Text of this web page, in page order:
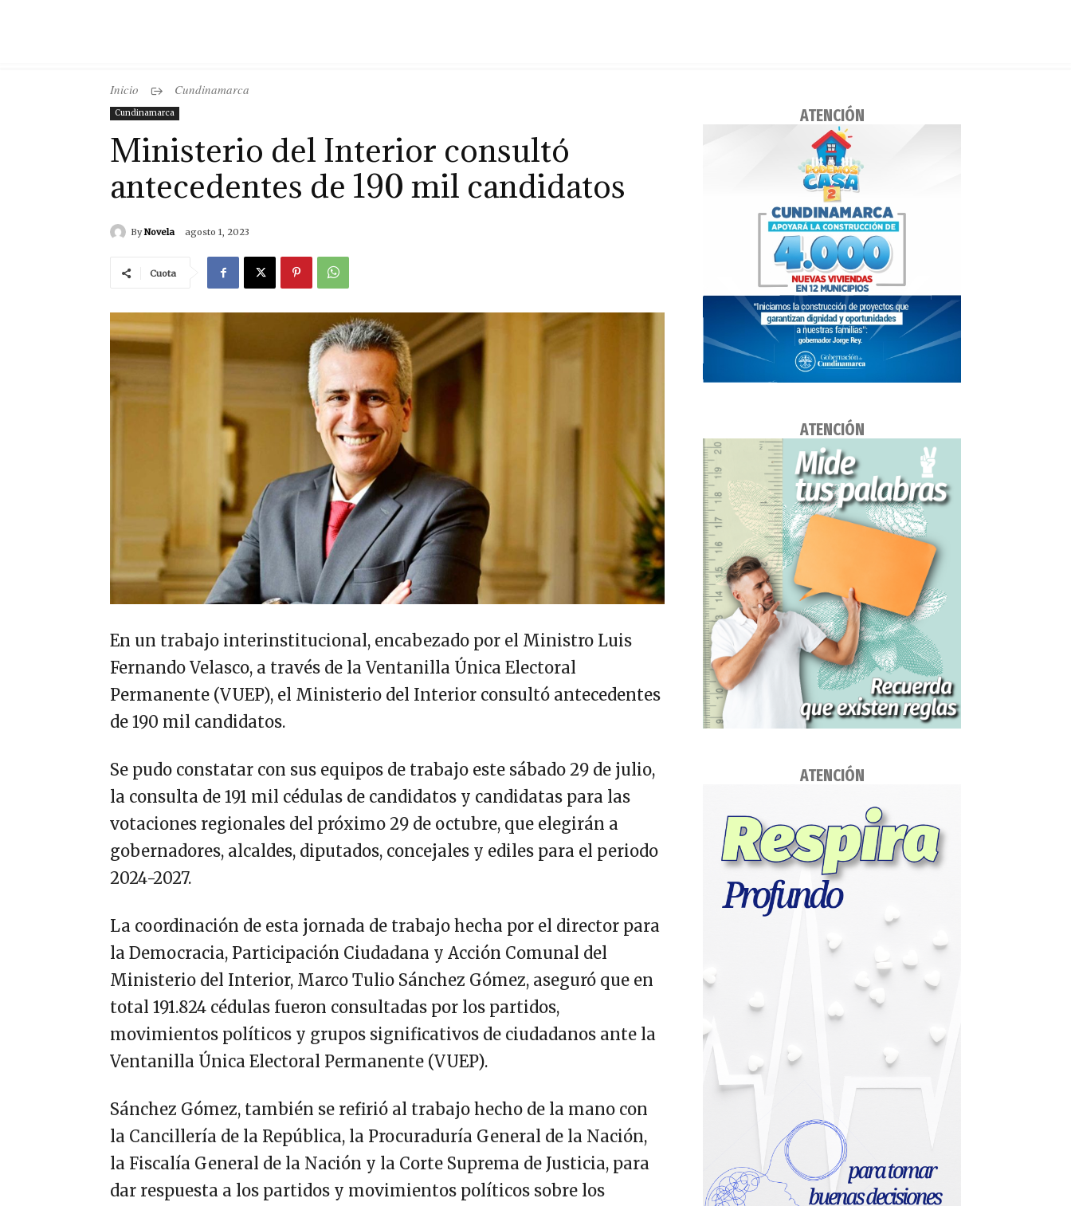
Inicio Cundinamarca
Cundinamarca
Ministerio del Interior consultó
antecedentes de 190 mil candidatos
By Novela agosto 1, 2023
Cuota
En un trabajo interinstitucional, encabezado por el Ministro Luis
Fernando Velasco, a través de la Ventanilla Única Electoral
Permanente (VUEP), el Ministerio del Interior consultó antecedentes
de 190 mil candidatos.
Se pudo constatar con sus equipos de trabajo este sábado 29 de julio,
la consulta de 191 mil cédulas de candidatos y candidatas para las
votaciones regionales del próximo 29 de octubre, que elegirán a
gobernadores, alcaldes, diputados, concejales y ediles para el periodo
2024-2027.
La coordinación de esta jornada de trabajo hecha por el director para
la Democracia, Participación Ciudadana y Acción Comunal del
Ministerio del Interior, Marco Tulio Sánchez Gómez, aseguró que en
total 191.824 cédulas fueron consultadas por los partidos,
movimientos políticos y grupos significativos de ciudadanos ante la
Ventanilla Única Electoral Permanente (VUEP).
Sánchez Gómez, también se refirió al trabajo hecho de la mano con
la Cancillería de la República, la Procuraduría General de la Nación,
la Fiscalía General de la Nación y la Corte Suprema de Justicia, para
dar respuesta a los partidos y movimientos políticos sobre los
ATENCIÓN
ATENCIÓN
ATENCIÓN